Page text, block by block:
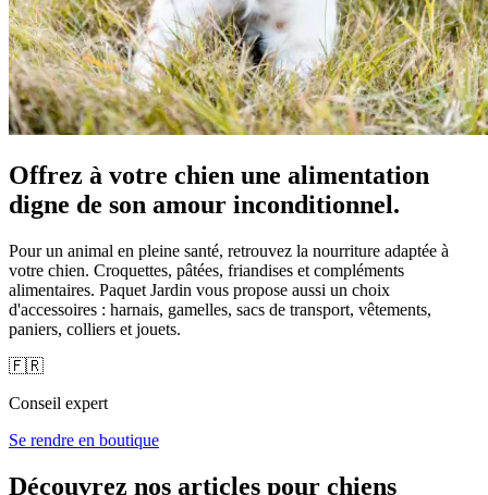
Offrez à votre chien une alimentation
digne de son amour inconditionnel.
Pour un animal en pleine santé, retrouvez la nourriture adaptée à
votre chien. Croquettes, pâtées, friandises et compléments
alimentaires. Paquet Jardin vous propose aussi un choix
d'accessoires : harnais, gamelles, sacs de transport, vêtements,
paniers, colliers et jouets.
🇫🇷
Conseil expert
Se rendre en boutique
Découvrez nos articles pour chiens